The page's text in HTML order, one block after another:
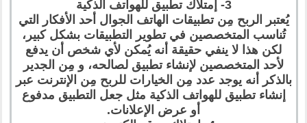
3- إمتلاك تطبيق للهواتف الذكية
يُعتبر الربح مِن تطبيقات الهاتف الجوال أحد الأفكار التي
تُناسب المتخصصين في تطوير التطبيقات بشكل كبير،
لكن هذا لا ينفي حقيقة أنه يُمكن لأي شخص أن يدفع
لأحد المتخصصين لإنشاء تطبيق لصالحه، و مِن الجدير
بالذكر أنه يوجد عدد مِن الخيارات للربح مِن الإنترنت عبر
إنشاء تطبيق للهواتف الذكية مثل جعل التطبيق مدفوع
أو عرض الإعلانات.